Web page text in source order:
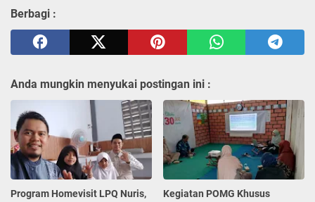
Berbagi :
Anda mungkin menyukai postingan ini :
Program Homevisit LPQ Nuris,
Kegiatan POMG Khusus